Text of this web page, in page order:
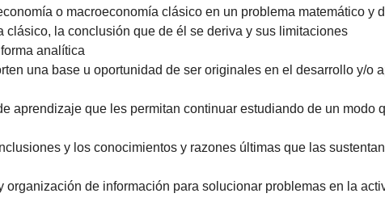
o macroeconomía clásico en un problema matemático y
clásico, la conclusión que de él se deriva y sus limitaciones
analítica
una base u oportunidad de ser originales en el desarrollo y/o
aprendizaje que les permitan continuar estudiando de un modo
y los conocimientos y razones últimas que las
de información para solucionar problemas en la